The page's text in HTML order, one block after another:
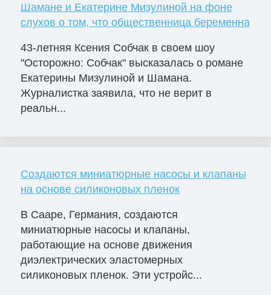
Шамане и Екатерине Мизулиной на фоне
слухов о том, что общественница беременна
43-летняя Ксения Собчак в своем шоу
"Осторожно: Собчак" высказалась о романе
Екатерины Мизулиной и Шамана.
Журналистка заявила, что не верит в
реальн...
Создаются миниатюрные насосы и клапаны
на основе силиконовых пленок
В Сааре, Германия, создаются
миниатюрные насосы и клапаны,
работающие на основе движения
диэлектрических эластомерных
силиконовых пленок. Эти устройс...